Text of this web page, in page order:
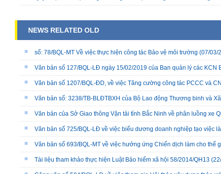
NEWS RELATED OLD
số: 78/BQL-MT Về việc thực hiện công tác Bảo vệ môi trường (07/03/
Văn bản số 127/BQL-LĐ ngày 15/02/2019 của Ban quản lý các KCN
Văn bản số 1207/BQL-ĐD, về việc Tăng cường công tác PCCC và
Văn bản số: 3238/TB-BLĐTBXH của Bộ Lao động Thương binh và
Văn bản của Sở Giao thông Vận tải tỉnh Bắc Ninh về phân luồng xe
Văn bản số 725/BQL-LĐ về việc biểu dương doanh nghiệp tạo việc
Văn bản số 693/BQL-MT về việc hưởng ứng Chiến dịch làm cho thế
Tài liệu tham khảo thực hiện Luật Bảo hiểm xã hội 58/2014/QH13